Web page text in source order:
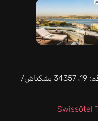
فيشنزادا، شارع أجي سو رقم: 19، 34357 بشكتاش/
Swissôtel